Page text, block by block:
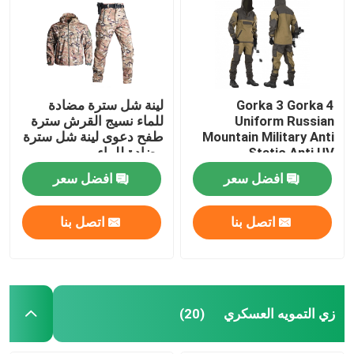
Gorka 3 Gorka 4
Uniform Russian
Mountain Military Anti
Static Anti UV
افضل سعر
اتصل بنا
لينة شل سترة مضادة
للماء نسيج القرش سترة
طفح دعوى لينة شل سترة
مضادة للماء
افضل سعر
اتصل بنا
زي التمويه العسكري (20)